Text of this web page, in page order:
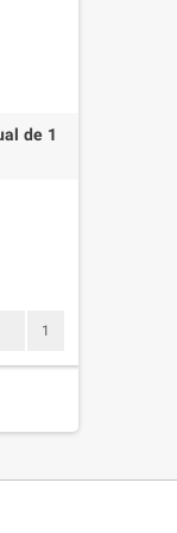
de 1
1